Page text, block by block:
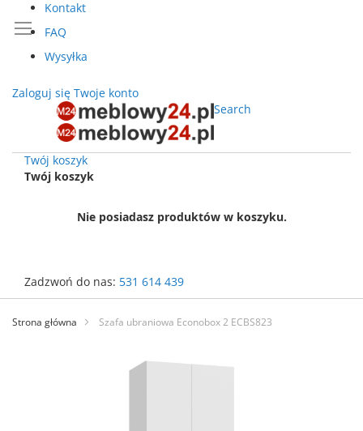
Kontakt
FAQ
Wysyłka
Zaloguj się Twoje konto
Search
Twój koszyk
Twój koszyk
Nie posiadasz produktów w koszyku.
Zadzwoń do nas: 531 614 439
Przejdź
treści
Strona główna Szafa ubraniowa Econobox 2 ECBS823